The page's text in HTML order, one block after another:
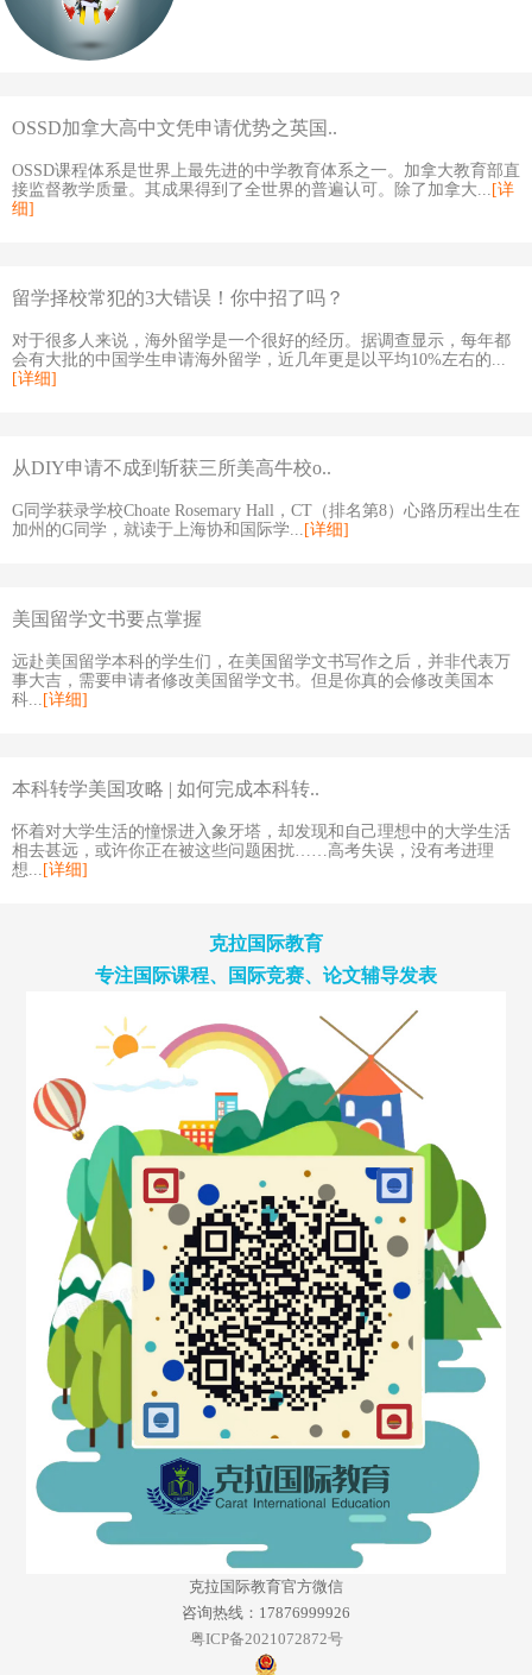
OSSD加拿大高中文凭申请优势之英国..
OSSD课程体系是世界上最先进的中学教育体系之一。加拿大教育部直
接监督教学质量。其成果得到了全世界的普遍认可。除了加拿大... [详
细]
留学择校常犯的3大错误！你中招了吗？
对于很多人来说，海外留学是一个很好的经历。据调查显示，每年都
会有大批的中国学生申请海外留学，近几年更是以平均10%左右的...
[详细]
从DIY申请不成到斩获三所美高牛校o..
G同学获录学校Choate Rosemary Hall，CT（排名第8）心路历程出生在
加州的G同学，就读于上海协和国际学... [详细]
美国留学文书要点掌握
远赴美国留学本科的学生们，在美国留学文书写作之后，并非代表万
事大吉，需要申请者修改美国留学文书。但是你真的会修改美国本
科... [详细]
本科转学美国攻略 | 如何完成本科转..
怀着对大学生活的憧憬进入象牙塔，却发现和自己理想中的大学生活
相去甚远，或许你正在被这些问题困扰……高考失误，没有考进理
想... [详细]
克拉国际教育
专注国际课程、国际竞赛、论文辅导发表
克拉国际教育官方微信
咨询热线：17876999926
粤ICP备2021072872号